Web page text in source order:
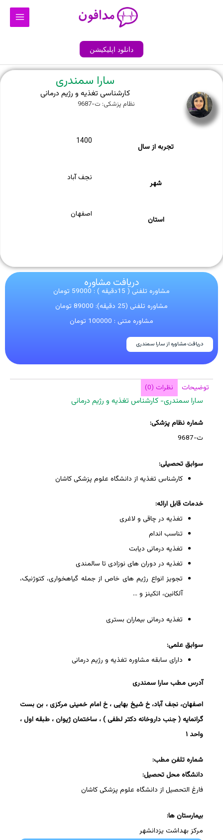
Main
دانلود اپلیکیشن
سارا سمندری
کارشناسی تغذیه و رژیم درمانی
نظام پزشکی: ت-9687
تجربه از سال
1400
شهر
نجف آباد
استان
اصفهان
دریافت مشاوره
مشاوره تلفنی ( 15دقیقه ) : 59000 تومان
مشاوره تلفنی (25 دقیقه): 89000 تومان
مشاوره متنی : 100000 تومان
دریافت مشاوره از سارا سمندری
توضیحات نظرات (0)
سارا سمندری- کارشناس تغذیه و رژیم درمانی
شماره نظام پزشکی:
ت-9687
سوابق تحصیلی:
کارشناس تغذیه از دانشگاه علوم پزشکی کاشان
خدمات قابل ارائه:
تغذیه در چاقی و لاغری
تناسب اندام
تغذیه درمانی دیابت
تغذیه در دوران های نوزادی تا سالمندی
تجویز انواع رژیم های خاص از جمله گیاهخواری، کتوژنیک،
آلکانین، اتکینز و …
تغذیه درمانی بیماران بستری
سوابق علمی:
دارای سابقه مشاوره تغذیه و رژیم درمانی
آدرس مطب سارا سمندری
اصفهان، نجف آباد، خ شیخ بهایی ، خ امام خمینی مرکزی ، بن بست
گرانمایه ( جنب داروخانه دکتر لطفی ) ، ساختمان ژیوان ، طبقه اول ،
واحد ۱
شماره تلفن مطب:
دانشگاه محل تحصیل:
فارغ التحصیل از دانشگاه علوم پزشکی کاشان
بیمارستان ها:
مرکز بهداشت یزدانشهر